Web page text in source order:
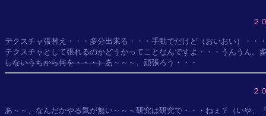
２
テクスチャ張替え・・・多分出来る・・・手動でだけど（おいおい）・・
テクスチャとして張れるのかどうかってことなんですよ・・・うんうん。
しないうちから何を・・・）
２
あ～～、なんだかやる気が無い～～～研究は研究で・・・ねぇ？（いや、